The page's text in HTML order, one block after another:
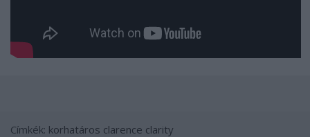
Címkék: korhatáros clarence clarity